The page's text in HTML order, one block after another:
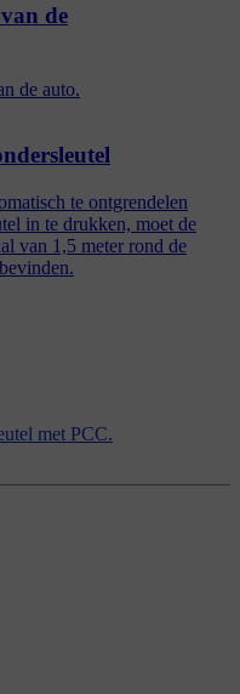
met PCC.
de
de auto.
te ontgrendelen
in te drukken, moet de
van 1,5 meter rond de